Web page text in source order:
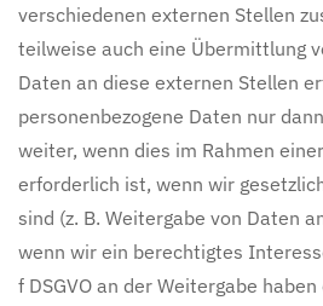
verschiedenen externen Stellen
teilweise auch eine Übermittlung
Daten an diese externen Stellen
personenbezogene Daten nur
weiter, wenn dies im Rahmen
erforderlich ist, wenn wir
sind (z. B. Weitergabe von Daten
wenn wir ein berechtigtes
f DSGVO an der Weitergabe